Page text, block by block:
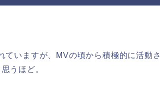
いますが、MVの頃から積極的に活動さ
うほど。